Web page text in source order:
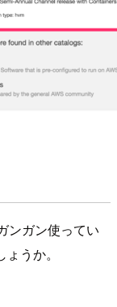
ンガン使ってい
うか。